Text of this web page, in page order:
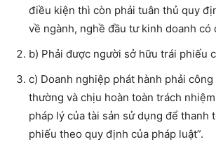
điều kiện thì còn phải tuân thủ quy
về ngành, nghề đầu tư kinh doanh có
b) Phải được người sở hữu trái phiếu
c) Doanh nghiệp phát hành phải
thường và chịu hoàn toàn trách
pháp lý của tài sản sử dụng để thanh
phiếu theo quy định của pháp luật”.